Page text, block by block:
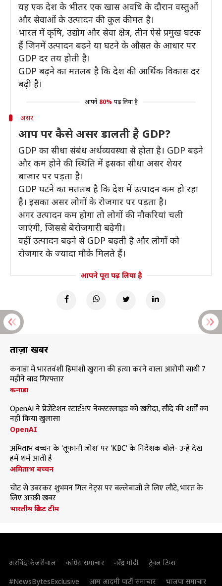
यह एक देश के भीतर एक खास अवधि के दौरान वस्तुओं
और सेवाओं के उत्पादन की कुल कीमत है।
भारत में कृषि, उद्योग और सेवा क्षेत्र, तीन ऐसे प्रमुख घटक
हैं जिनमें उत्पादन बढ़ने या घटने के औसत के आधार पर
GDP दर तय होती है।
GDP बढ़ने का मतलब है कि देश की आर्थिक विकास दर
बढ़ी है।
आपने 80% पढ़ लिया है
असर
आप पर कैसे असर डालती है GDP?
GDP का सीधा संबंध अर्थव्यवस्था से होता है। GDP बढ़ने
और कम होने की स्थिति में इसका सीधा असर शेयर
बाजार पर पड़ता है।
GDP घटने का मतलब है कि देश में उत्पादन कम हो रहा
है। इसका असर लोगों के रोजगार पर पड़ता है।
अगर उत्पादन कम होगा तो लोगों की नौकरियां चली
जाएंगी, जिससे बेरोजगारी बढ़ेगी।
वहीं उत्पादन बढ़ने से GDP बढ़ती है और लोगों को
रोजगार के ज्यादा मौके मिलते हैं।
आपने पूरा पढ़ लिया है
ताज़ा खबरें
कनाडा में भारतवंशी हिमांशी खुराना की हत्या करने वाला आरोपी साथी 7
महीने बाद गिरफ्तार
कनाडा
OpenAI ने प्रेजेंटेशन स्टार्टअप नेक्स्टस्लाइड को खरीदा, सौदे की शर्तों का
नहीं किया खुलासा
OpenAI
अमिताभ बच्चन के 'तूफानी जोश' पर 'KBC' के निर्देशक बोले- उन्हें देख
हमें शर्म आती है
अमिताभ बच्चन
चोट से उबरकर शुभमन गिल नेट्स पर बल्लेबाजी ले लिए लौटे, भारत के
लिए अच्छी खबर
भारतीय क्रिकेट टीम
अरविंद केजरीवाल कांग्रेस समाचार नरेंद्र मोदी
ट्रैवल टिप्स
#NewsBytesExclusive
आम आदमी पार्टी समाचार भाजपा समाचार